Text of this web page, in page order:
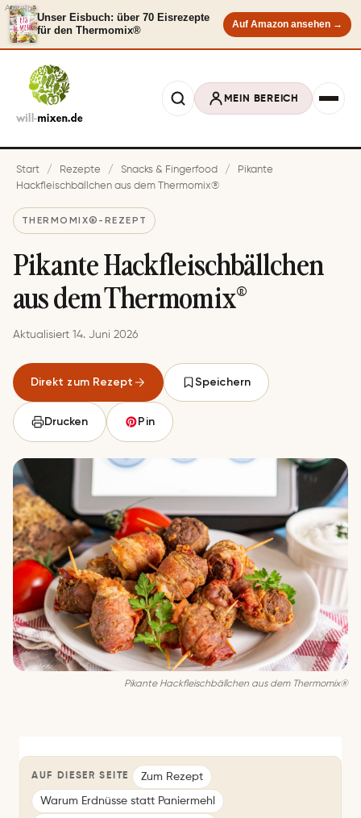
Anzeige
Unser Eisbuch: über 70 Eisrezepte
für den Thermomix®
Auf Amazon ansehen →
MEIN BEREICH
Start / Rezepte / Snacks & Fingerfood /
Pikante
Hackfleischbällchen aus dem Thermomix®
THERMOMIX®-REZEPT
Pikante Hackfleischbällchen
aus dem Thermomix®
Aktualisiert 14. Juni 2026
Direkt zum Rezept Speichern
Drucken Pin
Pikante Hackfleischbällchen aus dem Thermomix®
AUF DIESER SEITE Zum Rezept
Warum Erdnüsse statt Paniermehl